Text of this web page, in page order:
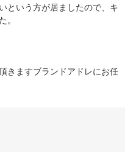
という方が居ましたので、キ
。
きますブランドアドレにお任